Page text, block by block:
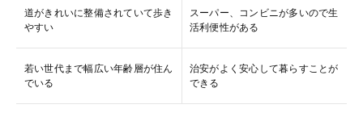
道がきれいに整備されていて歩き
やすい
スーパー、コンビニが多いので生
活利便性がある
若い世代まで幅広い年齢層が住ん
でいる
治安がよく安心して暮らすことが
できる